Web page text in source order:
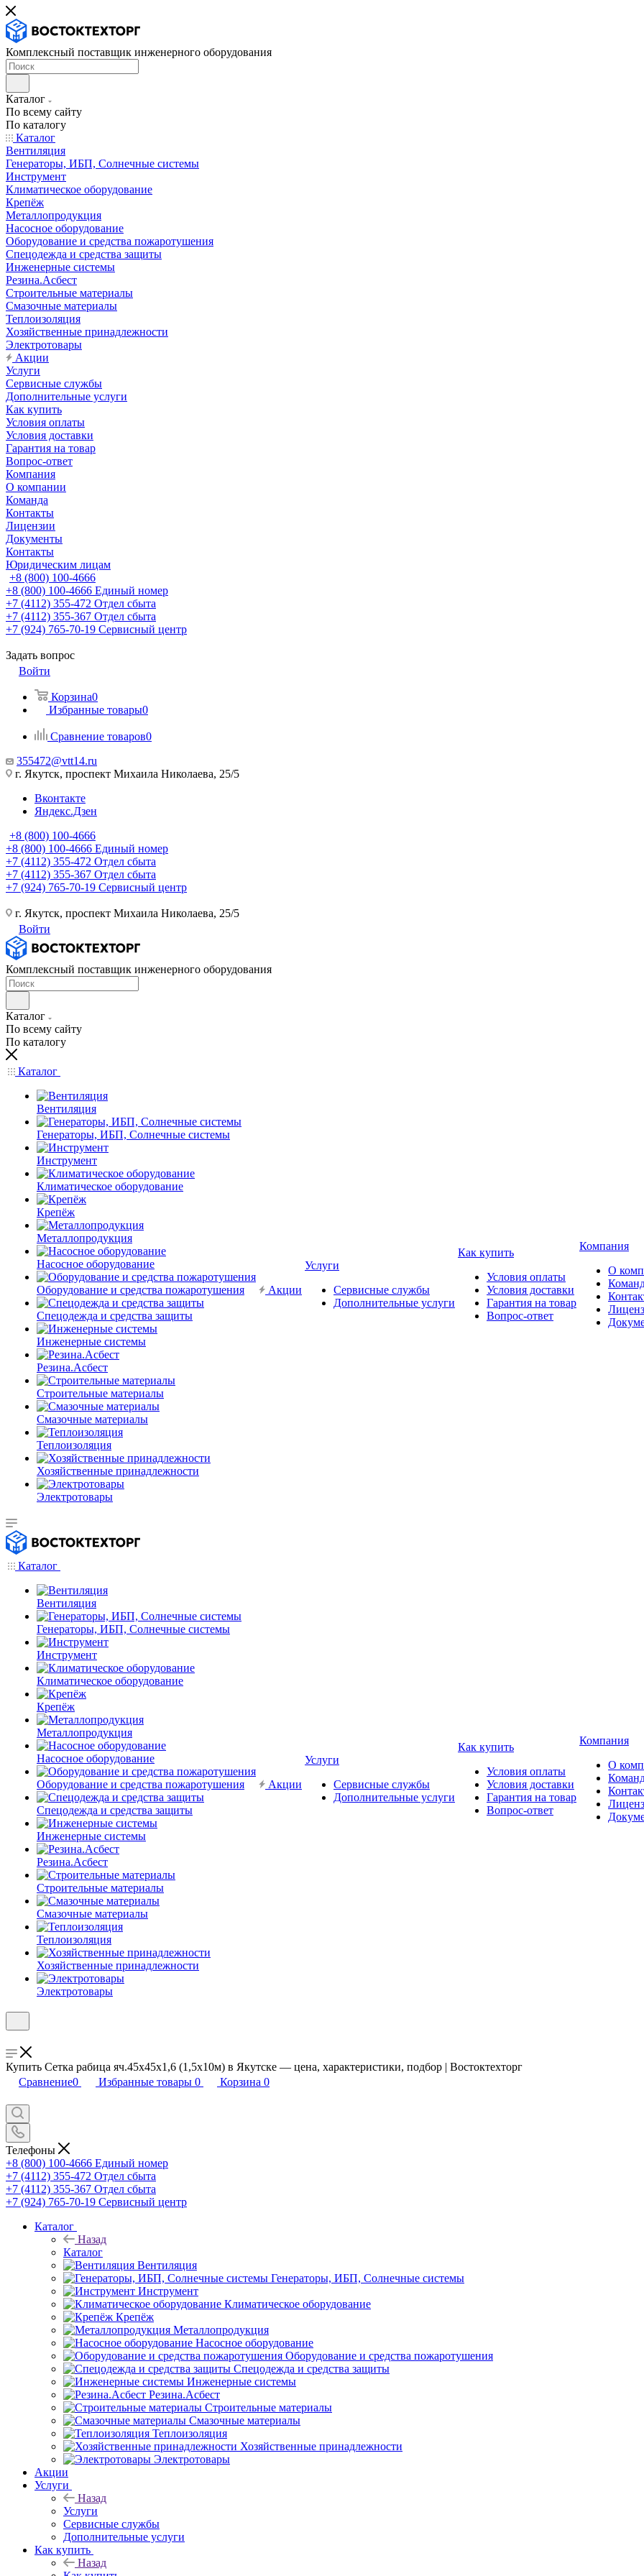
Комплексный поставщик инженерного оборудования
Каталог
По всему сайту
По каталогу
Каталог
Вентиляция
Генераторы, ИБП, Солнечные системы
Инструмент
Климатическое оборудование
Крепёж
Металлопродукция
Насосное оборудование
Оборудование и средства пожаротушения
Спецодежда и средства защиты
Инженерные системы
Резина.Асбест
Строительные материалы
Смазочные материалы
Теплоизоляция
Хозяйственные принадлежности
Электротовары
Акции
Услуги
Сервисные службы
Дополнительные услуги
Как купить
Условия оплаты
Условия доставки
Гарантия на товар
Вопрос-ответ
Компания
О компании
Команда
Контакты
Лицензии
Документы
Контакты
Юридическим лицам
+8 (800) 100-4666
+8 (800) 100-4666 Единый номер
+7 (4112) 355-472 Отдел сбыта
+7 (4112) 355-367 Отдел сбыта
+7 (924) 765-70-19 Сервисный центр
Задать вопрос
Войти
Корзина0
Избранные товары0
Сравнение товаров0
355472@vtt14.ru
г. Якутск, проспект Михаила Николаева, 25/5
Вконтакте
Яндекс.Дзен
+8 (800) 100-4666
+8 (800) 100-4666 Единый номер
+7 (4112) 355-472 Отдел сбыта
+7 (4112) 355-367 Отдел сбыта
+7 (924) 765-70-19 Сервисный центр
г. Якутск, проспект Михаила Николаева, 25/5
Войти
Комплексный поставщик инженерного оборудования
Каталог
По всему сайту
По каталогу
Каталог
Вентиляция
Генераторы, ИБП, Солнечные системы
Инструмент
Климатическое оборудование
Крепёж
Металлопродукция
Насосное оборудование
Оборудование и средства пожаротушения
Спецодежда и средства защиты
Инженерные системы
Резина.Асбест
Строительные материалы
Смазочные материалы
Теплоизоляция
Хозяйственные принадлежности
Электротовары
Акции
Услуги
Сервисные службы
Дополнительные услуги
Как купить
Условия оплаты
Условия доставки
Гарантия на товар
Вопрос-ответ
Компания
О
Каталог
Вентиляция
Генераторы, ИБП, Солнечные системы
Инструмент
Климатическое оборудование
Крепёж
Металлопродукция
Насосное оборудование
Оборудование и средства пожаротушения
Спецодежда и средства защиты
Инженерные системы
Резина.Асбест
Строительные материалы
Смазочные материалы
Теплоизоляция
Хозяйственные принадлежности
Электротовары
Акции
Услуги
Сервисные службы
Дополнительные услуги
Как купить
Условия оплаты
Условия доставки
Гарантия на товар
Вопрос-ответ
Компания
О
Купить Сетка рабица яч.45х45х1,6 (1,5х10м) в Якутске — цена, характеристики, подбор | Востоктехторг
Сравнение0 Избранные товары 0 Корзина 0
Телефоны
+8 (800) 100-4666 Единый номер
+7 (4112) 355-472 Отдел сбыта
+7 (4112) 355-367 Отдел сбыта
+7 (924) 765-70-19 Сервисный центр
Каталог
Назад
Каталог
Вентиляция
Генераторы, ИБП, Солнечные системы
Инструмент
Климатическое оборудование
Крепёж
Металлопродукция
Насосное оборудование
Оборудование и средства пожаротушения
Спецодежда и средства защиты
Инженерные системы
Резина.Асбест
Строительные материалы
Смазочные материалы
Теплоизоляция
Хозяйственные принадлежности
Электротовары
Акции
Услуги
Назад
Услуги
Сервисные службы
Дополнительные услуги
Как купить
Назад